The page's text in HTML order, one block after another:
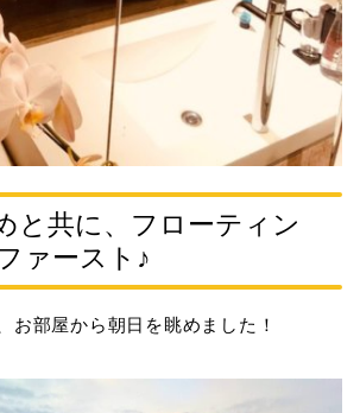
と共に、フローティン
ァースト♪
お部屋から朝日を眺めました！